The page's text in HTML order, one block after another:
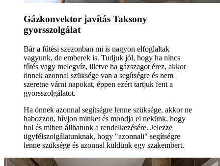
Gázkonvektor javítás Taksony
gyorsszolgálat
Bár a fűtési szezonban mi is nagyon elfoglaltak
vagyunk, de emberek is. Tudjuk jól, hogy ha nincs
fűtés vagy melegvíz, illetve ha gázszagot érez, akkor
önnek azonnal szüksége van a segítségre és nem
szeretne várni napokat, éppen ezért tartjuk fent a
gyorsszolgálatot.
Ha önnek azonnal segítségre lenne szüksége, akkor ne
habozzon, hívjon minket és mondja el nekünk, hogy
hol és miben állhatunk a rendelkezésére. Jelezze
ügyfélszolgálatunknak, hogy "azonnali" segítségre
lenne szüksége és azonnal küldünk egy szakembert.